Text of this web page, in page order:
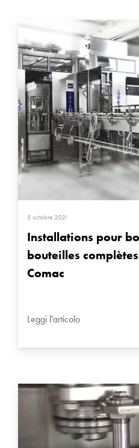
5 octobre 2021
Installations pour
bouteilles
Comac
Leggi l'articolo